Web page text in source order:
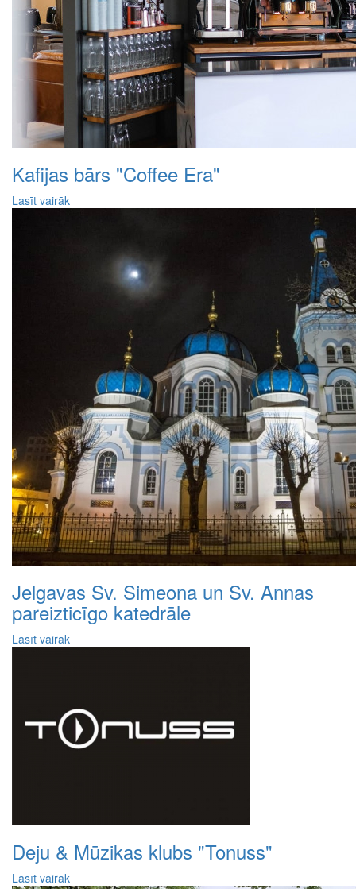
Kafijas bārs "Coffee Era"
Lasīt vairāk
Jelgavas Sv. Simeona un Sv. Annas
pareizticīgo katedrāle
Lasīt vairāk
Deju & Mūzikas klubs "Tonuss"
Lasīt vairāk